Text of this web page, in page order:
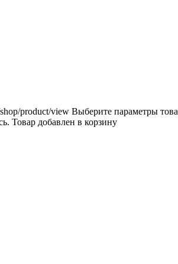
product/view Выберите параметры
Товар добавлен в корзину